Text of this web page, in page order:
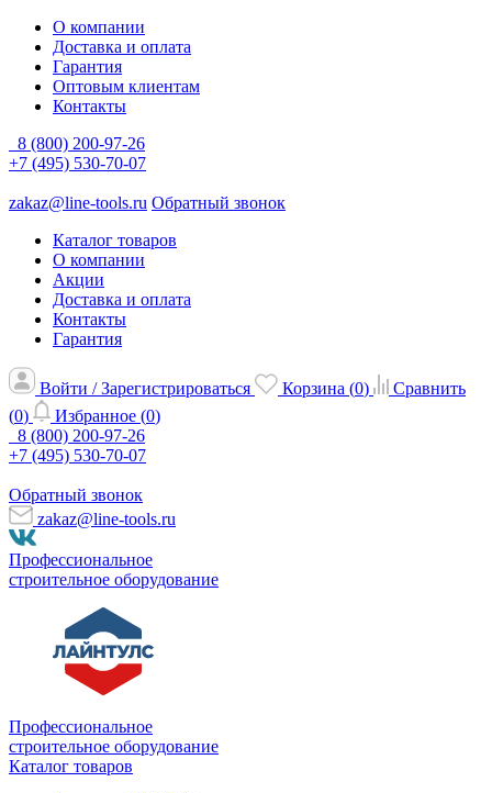
О компании
Доставка и оплата
Гарантия
Оптовым клиентам
Контакты
8 (800) 200-97-26
+7 (495) 530-70-07
zakaz@line-tools.ru Обратный звонок
Каталог товаров
О компании
Акции
Доставка и оплата
Контакты
Гарантия
Войти / Зарегистрироваться Корзина (0)
Сравнить
(0) Избранное (0)
8 (800) 200-97-26
+7 (495) 530-70-07
Обратный звонок
zakaz@line-tools.ru
Профессиональное
строительное оборудование
Профессиональное
строительное оборудование
Каталог товаров